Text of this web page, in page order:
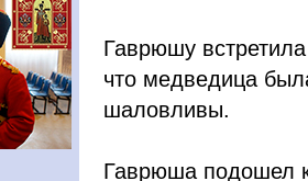
Гаврюшу
что медведица
шаловливы.
Гаврюша подошел